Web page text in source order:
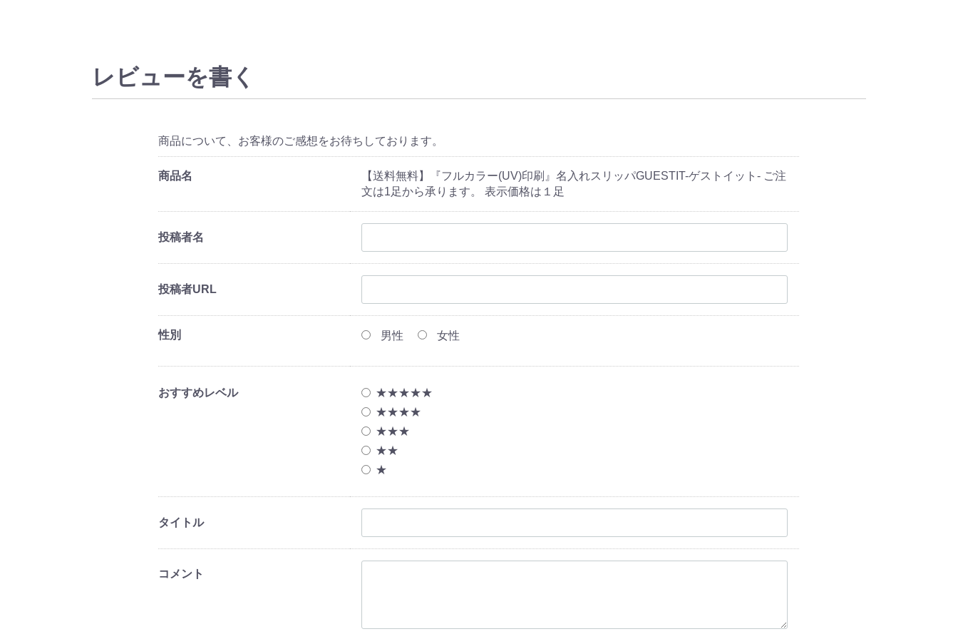
レビューを書く
商品について、お客様のご感想をお待ちしております。
商品名
【送料無料】『フルカラー(UV)印刷』名入れスリッパGUESTIT-ゲストイット- ご注
文は1足から承ります。 表示価格は１足
投稿者名
投稿者URL
性別 男性 女性
おすすめレベル
★★★★★
★★★★
★★★
★★
★
タイトル
コメント